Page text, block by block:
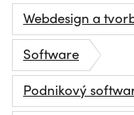
Webdesign a
Software
Podnikový